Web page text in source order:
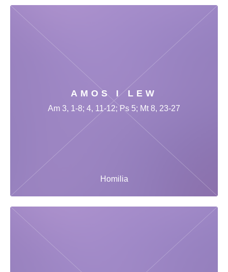
AMOS I LEW
Homilia
Am 3, 1-8; 4, 11-12; Ps 5; Mt 8, 23-27